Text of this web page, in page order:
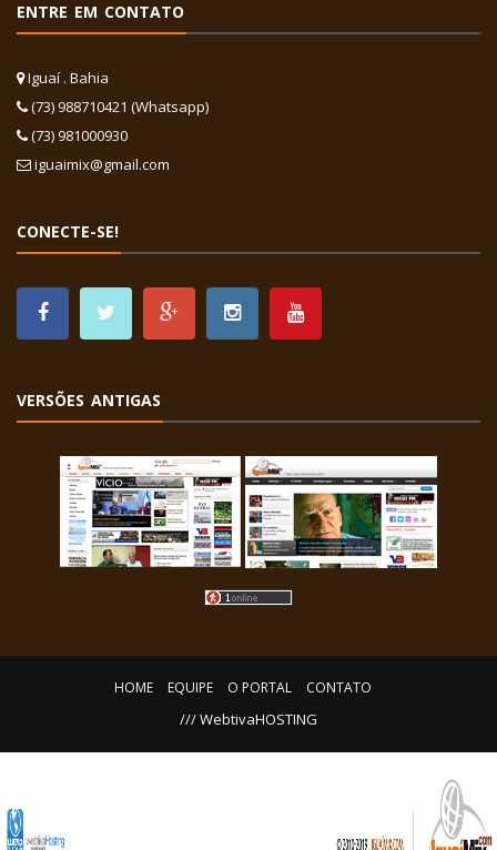
ENTRE EM CONTATO
Iguaí . Bahia
(73) 988710421 (Whatsapp)
(73) 981000930
iguaimix@gmail.com
CONECTE-SE!
VERSÕES ANTIGAS
HOME EQUIPE O PORTAL CONTATO
/// WebtivaHOSTING